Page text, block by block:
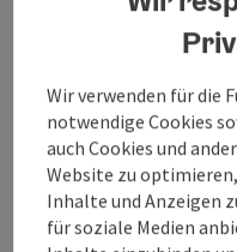
Kontakt
Öffnungszeiten
Wir verwenden für die
notwendige Cookies
auch Cookies und
Website zu
Inhalte und Anzeigen
für soziale Medien